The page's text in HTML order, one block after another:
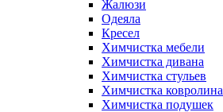
Жалюзи
Одеяла
Кресел
Химчистка мебели
Химчистка дивана
Химчистка стульев
Химчистка ковролина
Химчистка подушек